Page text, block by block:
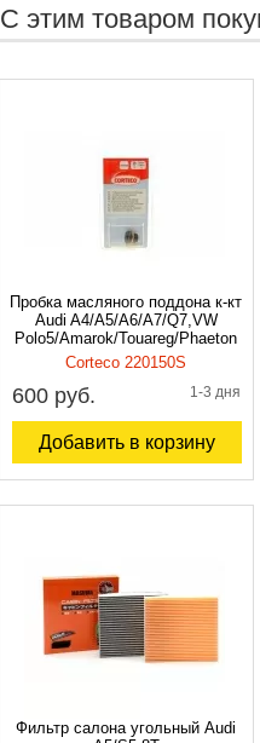
С этим товаром
Пробка масляного поддона к-кт
Audi A4/A5/A6/A7/Q7,VW
Polo5/Amarok/Touareg/Phaeton
Corteco 220150S
600 руб. 1-3 дня
Добавить в корзину
Фильтр салона угольный Audi